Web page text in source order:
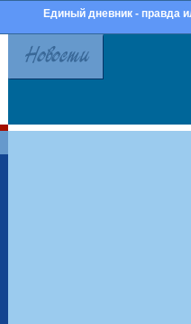
Единый дневник - правда